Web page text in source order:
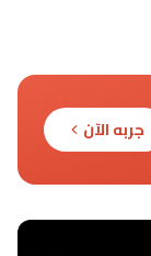
جربه الآن